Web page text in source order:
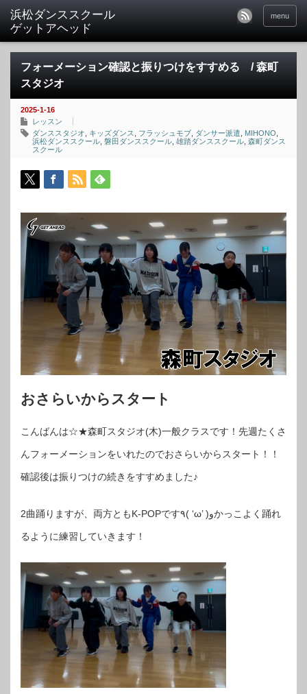
menu
フォーメーション確認と振りつけをすすめる / 森町
スタジオ
2025-1-16
レッスン
ダンススタジオ
キッズダンス フラッシュモブ ダンサー派遣 MIHONO
浜松ダンススクール 磐田ダンススクール 雄踏ダンススクール 森町ダンス
スクール
おさらいからスタート
こんばんは☆★森町スタジオ(木)一般クラスです！先週たくさ
んフォーメーションをいれたのでおさらいからスタート！！
確認後は振りつけの続きをすすめました♪
2曲踊りますが、両方ともK-POPです٩( ‘ω’ )وかっこよく踊れ
るように練習していきます！